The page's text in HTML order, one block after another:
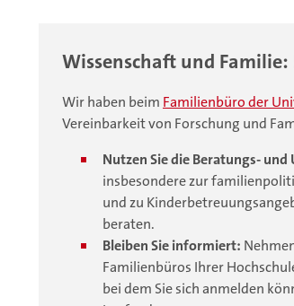
Wissenschaft und
Wir haben beim Familienbüro der
Vereinbarkeit von Forschung und
Nutzen Sie die Beratungs-
insbesondere zur
und zu
beraten.
Bleiben Sie informiert:
Familienbüros Ihrer
bei dem Sie sich anmelden